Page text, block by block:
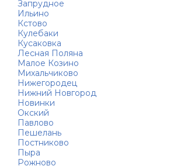
Запрудное
Ильино
Кстово
Кулебаки
Кусаковка
Лесная Поляна
Малое Козино
Михальчиково
Нижегородец
Нижний Новгород
Новинки
Окский
Павлово
Пешелань
Постниково
Пыра
Рожново